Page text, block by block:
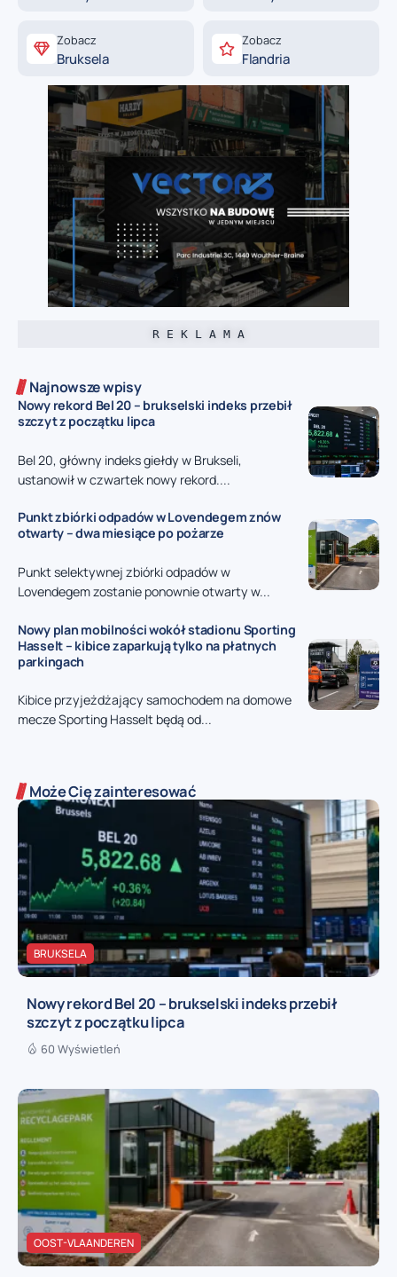
Zobacz
Bruksela
Zobacz
Flandria
R E K L A M A
Najnowsze wpisy
Nowy rekord Bel 20 – brukselski indeks przebił
szczyt z początku lipca
Bel 20, główny indeks giełdy w Brukseli,
ustanowił w czwartek nowy rekord....
Punkt zbiórki odpadów w Lovendegem znów
otwarty – dwa miesiące po pożarze
Punkt selektywnej zbiórki odpadów w
Lovendegem zostanie ponownie otwarty w...
Nowy plan mobilności wokół stadionu Sporting
Hasselt – kibice zaparkują tylko na płatnych
parkingach
Kibice przyjeżdżający samochodem na domowe
mecze Sporting Hasselt będą od...
Może Cię zainteresować
BRUKSELA
Nowy rekord Bel 20 – brukselski indeks przebił
szczyt z początku lipca
60 Wyświetleń
OOST-VLAANDEREN